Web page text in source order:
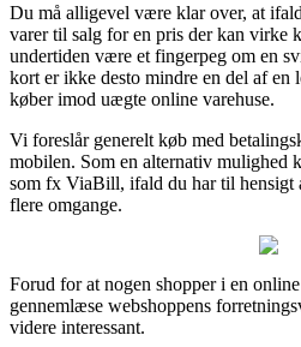
Du må alligevel være klar over, at
varer til salg for en pris der kan virke
undertiden være et fingerpeg om en
kort er ikke desto mindre en del af en
køber imod uægte online varehuse.
Vi foreslår generelt køb med
mobilen. Som en alternativ mulighed
som fx ViaBill, ifald du har til hensigt
flere omgange.
Forud for at nogen shopper i en
gennemlæse webshoppens
videre interessant.